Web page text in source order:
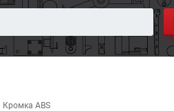
Кромка ABS